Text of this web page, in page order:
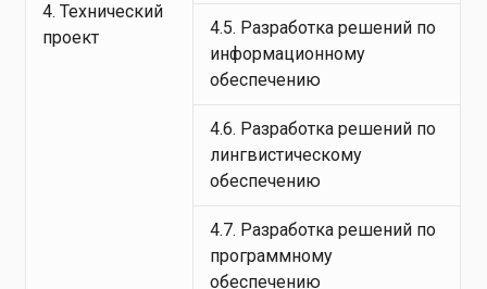
4. Технический
проект
4.5. Разработка решений по
информационному
обеспечению
4.6. Разработка решений по
лингвистическому
обеспечению
4.7. Разработка решений по
программному
обеспечению